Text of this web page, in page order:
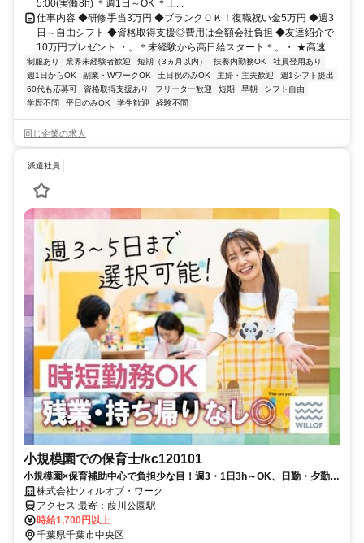
5:00(実働8h) ＊週1日～OK ＊土...
仕事内容 ◆研修手当3万円 ◆ブランクＯＫ！復職祝い金5万円 ◆週3
日～自由シフト ◆資格取得支援◎費用は全額会社負担 ◆友達紹介で
10万円プレゼント ・。＊未経験から高日給スタート＊。・ ★高速...
制服あり 業界未経験者歓迎 短期（3ヵ月以内） 扶養内勤務OK
社員登用あり
週1日からOK
副業・WワークOK 土日祝のみOK 主婦・主夫歓迎
週1シフト提出
60代も応募可
資格取得支援あり フリーター歓迎 短期 早朝
シフト自由
学歴不問
平日のみOK 学生歓迎 経験不問
同じ企業の求人
派遣社員
小規模園での保育士/kc120101
小規模園×保育補助中心で負担少な目！週3・1日3h～OK、日勤・夕勤等
の選択可！ミドルシニアも
株式会社ウィルオブ・ワーク
アクセス 最寄：葭川公園駅
時給1,700円以上
千葉県千葉市中央区